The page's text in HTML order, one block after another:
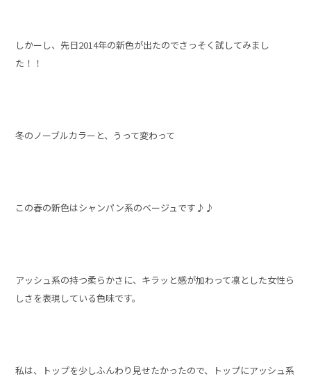
しかーし、先日2014年の新色が出たのでさっそく試してみまし
た！！
冬のノーブルカラーと、うって変わって
この春の新色はシャンパン系のベージュです♪♪
アッシュ系の持つ柔らかさに、キラッと感が加わって凛とした女性ら
しさを表現している色味です。
私は、トップを少しふんわり見せたかったので、トップにアッシュ系